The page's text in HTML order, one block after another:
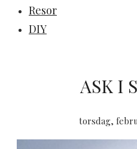
Resor
DIY
ASK I
torsdag,